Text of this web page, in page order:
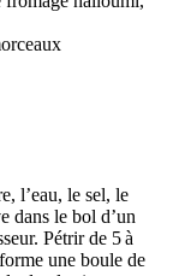
l’eau, le sel, le
dans le bol d’un
Pétrir de 5 à
une boule de